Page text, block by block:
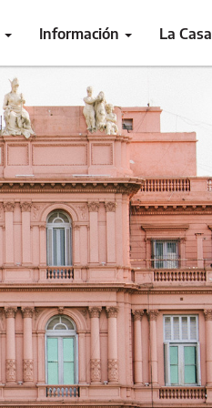
Información La Casa